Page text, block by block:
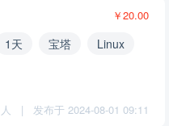
￥20.00
1天 宝塔
Linux
人 | 发布于 2024-08-01 09:11